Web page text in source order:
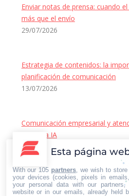
Enviar notas de prensa: cuando
más que el envío
29/07/2026
Estrategia de contenidos: la
planificación de comunicación
13/07/2026
Comunicación empresarial y
era de la IA
22/06/2026
Contacto Iberian Press
Principales vías de contacto:
E-mail:
Esta página
With our 105 partners , we wish to
your devices (cookies, pixels in
your personal data with our
website or in our emails, already held